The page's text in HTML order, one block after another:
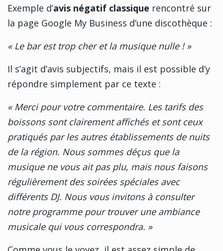
Exemple d’avis négatif classique rencontré sur
la page Google My Business d’une discothèque :
« Le bar est trop cher et la musique nulle ! »
Il s’agit d’avis subjectifs, mais il est possible d’y
répondre simplement par ce texte :
« Merci pour votre commentaire. Les tarifs des
boissons sont clairement affichés et sont ceux
pratiqués par les autres établissements de nuits
de la région. Nous sommes déçus que la
musique ne vous ait pas plu, mais nous faisons
régulièrement des soirées spéciales avec
différents DJ. Nous vous invitons à consulter
notre programme pour trouver une ambiance
musicale qui vous correspondra. »